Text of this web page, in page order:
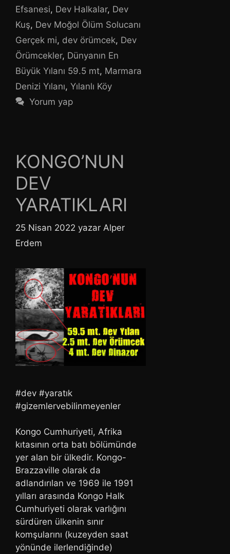
Efsanesi, Dev Halkalar, Dev
Kuş, Dev Moğol Ölüm Solucanı
Gerçek mi, dev örümcek, Dev
Örümcekler, Dünyanın En
Büyük Yılanı 59.5 mt, Marmara
Denizi Yılanı, Yılanlı Köy
Yorum yap
KONGO’NUN
DEV
YARATIKLARI
25 Nisan 2022 yazar Alper
Erdem
#dev #yaratık
#gizemlervebilinmeyenler
Kongo Cumhuriyeti, Afrika
kıtasının orta batı bölümünde
yer alan bir ülkedir. Kongo-
Brazzaville olarak da
adlandırılan ve 1969 ile 1991
yılları arasında Kongo Halk
Cumhuriyeti olarak varlığını
sürdüren ülkenin sınır
komşularını (kuzeyden saat
yönünde ilerlendiğinde)